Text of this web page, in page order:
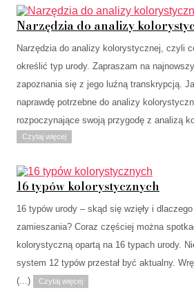
Narzędzia do analizy
Narzędzia do analizy kolorystycznej, czyli
określić typ urody. Zapraszam na
zapoznania się z jego luźną transkrypcją.
naprawdę potrzebne do analizy
rozpoczynające swoją przygodę z analizą
Czytaj więcej
16 typów kolorystycznych
16 typów urody – skąd się wzięły i
zamieszania? Coraz częściej można
kolorystyczną opartą na 16 typach urody.
system 12 typów przestał być aktualny.
(...)
Czytaj więcej